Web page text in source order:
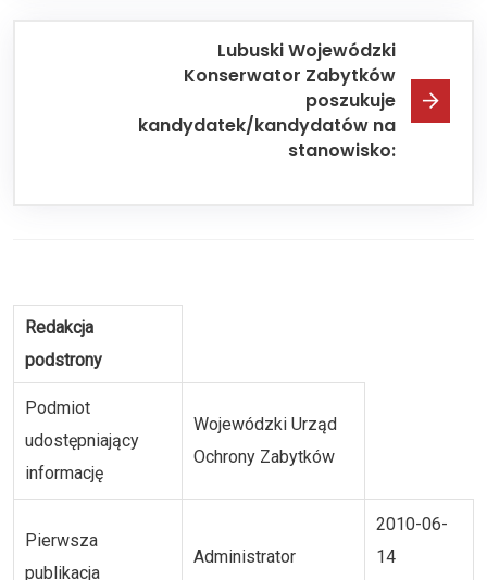
Lubuski Wojewódzki
Konserwator Zabytków
poszukuje
kandydatek/kandydatów na
stanowisko:
Redakcja
podstrony
Podmiot
udostępniający
informację
Wojewódzki Urząd
Ochrony Zabytków
Pierwsza
publikacja
Administrator
2010-06-
14